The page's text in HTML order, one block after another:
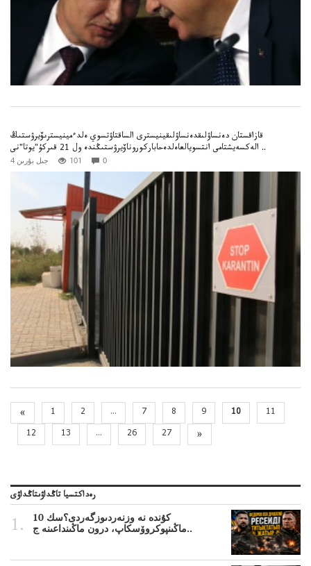
قازاقستان دەنساۋلىقدەنساۋلىقينيسترى الساقتاۋتسوي ەلدءمينيسترىۆيرۋستىڭ
الەكسەيشتامى انتسويالعاەلدەحاباركوروناۆيرۋستىڭندە ول 21 قىركۇ"يوتا"نى ..
4 جىل بۇرىن 101 0
« 1 2 ... 7 8 9 10
11
12
13 ... 26 27 »
رەداكتسيا تاڭداۋىتاڭداۋى
10 كۇندە نە وزنەردىوزگەردى؟سك
ماڭىنپوكروۆسكاپ، درون ماڭىنداعىنە ج..